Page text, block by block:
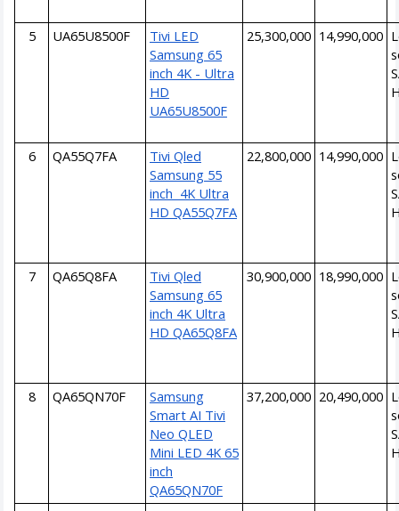
5 UA65U8500F
Tivi LED
Samsung 65
inch 4K - Ultra
HD
UA65U8500F
25,300,000 14,990,000
6 QA55Q7FA
Tivi Qled
Samsung 55
inch 4K Ultra
HD QA55Q7FA
22,800,000 14,990,000
7 QA65Q8FA
Tivi Qled
Samsung 65
inch 4K Ultra
HD QA65Q8FA
30,900,000 18,990,000
8 QA65QN70F
Samsung
Smart AI Tivi
Neo QLED
Mini LED 4K 65
inch
QA65QN70F
37,200,000 20,490,000